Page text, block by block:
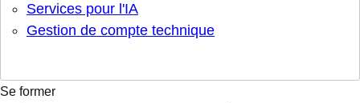
Services pour l'IA
Gestion de compte technique
Se former